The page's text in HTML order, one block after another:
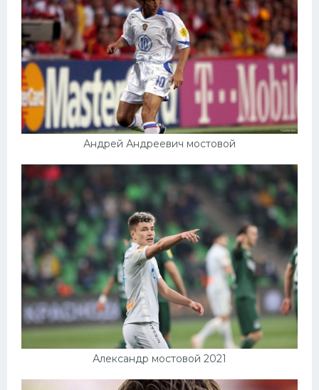
Андрей Андреевич мостовой
Александр мостовой 2021